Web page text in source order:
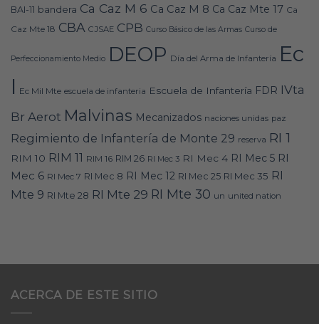
BAI-11 bandera Ca Caz M 6 Ca Caz M 8 Ca Caz Mte 17 Ca
Caz Mte 18 CBA CJSAE CPB Curso Básico de las Armas Curso de
Perfeccionamiento Medio DEOP Día del Arma de Infantería Ec
I Ec Mil Mte escuela de infanteria Escuela de Infantería FDR IVta
Br Aerot Malvinas Mecanizados naciones unidas paz
Regimiento de Infantería de Monte 29 reserva RI 1
RIM 10 RIM 11 RIM 16 RIM 26 RI Mec 3 RI Mec 4 RI Mec 5 RI
Mec 6 RI Mec 7 RI Mec 8 RI Mec 12 RI Mec 25 RI Mec 35 RI
Mte 9 RI Mte 28 RI Mte 29 RI Mte 30 un united nation
ACERCA DE ESTE SITIO